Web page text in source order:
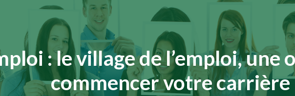
: le village de l’emploi,
commencer votre carrière